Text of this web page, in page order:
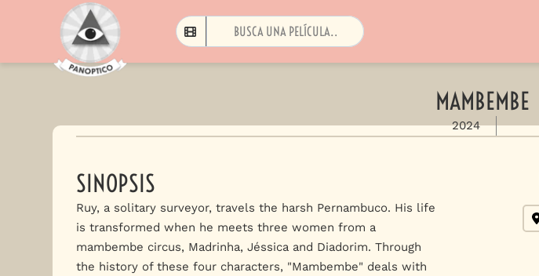
MAMBEMBE
2024
SINOPSIS
Ruy, a solitary surveyor, travels the harsh Pernambuco. His life
is transformed when he meets three women from a
mambembe circus, Madrinha, Jéssica and Diadorim. Through
the history of these four characters, "Mambembe" deals with